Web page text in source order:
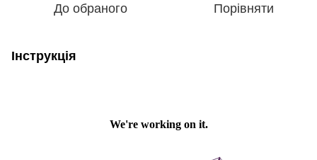
До обраного Порівняти
Інструкція